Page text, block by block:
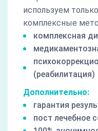
используем
комплексные
комплексная
(реабилитация)
Дополнительно:
гарантия
пост лечебное